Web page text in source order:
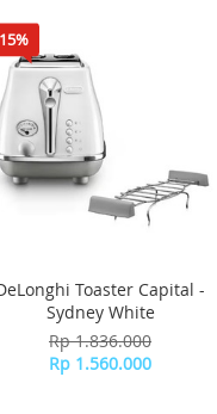
Toaster Capital -
Sydney White
Rp 1.836.000
Rp 1.560.000